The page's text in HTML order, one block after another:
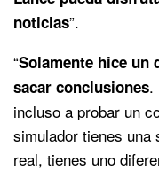
noticias”.
“Solamente hice un
sacar conclusiones.
incluso a probar un
simulador tienes una
real, tienes uno